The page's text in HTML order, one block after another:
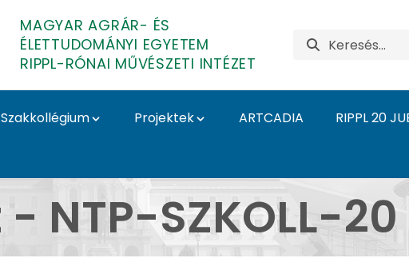
MAGYAR AGRÁR- ÉS
ÉLETTUDOMÁNYI EGYETEM
RIPPL-RÓNAI MŰVÉSZETI INTÉZET
Szakkollégium Projektek ARTCADIA
RIPPL 20
- Kapos Art
NTP-SZKOLL-20